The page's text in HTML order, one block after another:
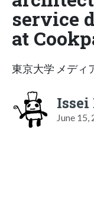
service
at
東京大学 メディ
Issei
June 15,